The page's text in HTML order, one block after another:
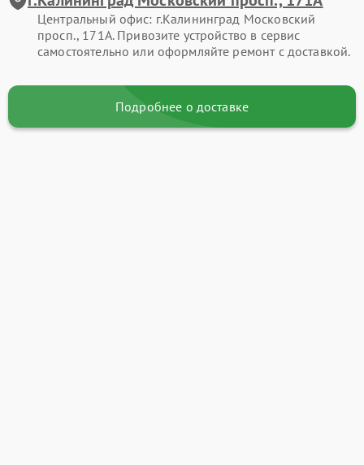
Центральный офис: г.Калининград Московский
просп., 171А. Привозите устройство в сервис
самостоятельно или оформляйте ремонт с доставкой.
Подробнее о доставке